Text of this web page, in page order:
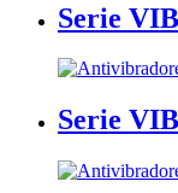
Serie
Serie